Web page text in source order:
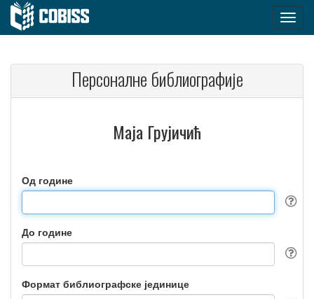
Персоналне библиографије
Маја Грујичић
Од године
До године
Формат библиографске јединице